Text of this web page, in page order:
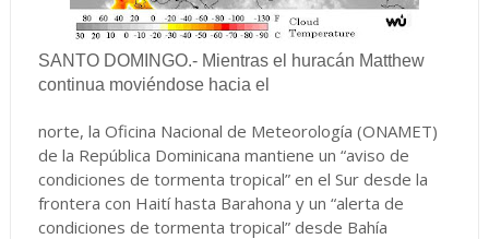
SANTO DOMINGO.- Mientras el huracán Matthew
continua moviéndose hacia el
norte, la Oficina Nacional de Meteorología (ONAMET)
de la República Dominicana mantiene un “aviso de
condiciones de tormenta tropical” en el Sur desde la
frontera con Haití hasta Barahona y un “alerta de
condiciones de tormenta tropical” desde Bahía